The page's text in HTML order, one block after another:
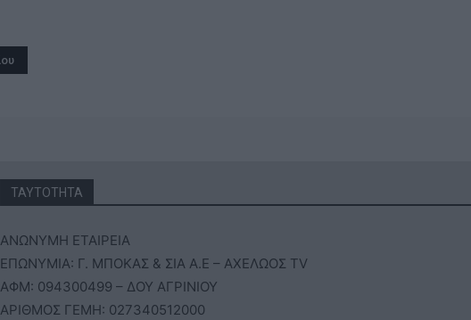
ΤΑΥΤΟΤΗΤΑ
ΑΝΩΝΥΜΗ ΕΤΑΙΡΕΙΑ
ΕΠΩΝΥΜΙΑ: Γ. ΜΠΟΚΑΣ & ΣΙΑ Α.Ε – ΑΧΕΛΩΟΣ TV
ΑΦΜ: 094300499 – ΔΟΥ ΑΓΡΙΝΙΟΥ
ΑΡΙΘΜΟΣ ΓΕΜΗ: 027340512000